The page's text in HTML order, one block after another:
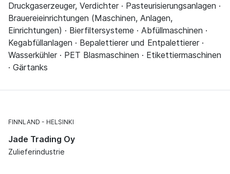
Druckgaserzeuger, Verdichter · Pasteurisierungsanlagen ·
Brauereieinrichtungen (Maschinen, Anlagen,
Einrichtungen) · Bierfiltersysteme · Abfüllmaschinen ·
Kegabfüllanlagen · Bepalettierer und Entpalettierer ·
Wasserkühler · PET Blasmaschinen · Etikettiermaschinen
· Gärtanks
FINNLAND HELSINKI
Jade Trading Oy
Zulieferindustrie